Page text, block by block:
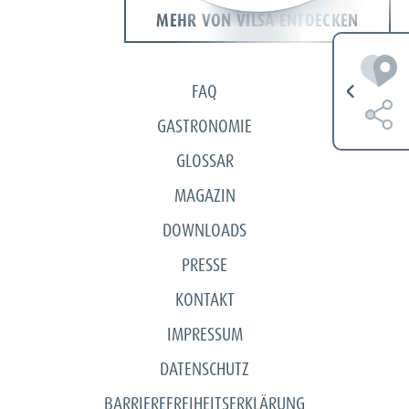
MEHR VON VILSA ENTDECKEN
FAQ
GASTRONOMIE
GLOSSAR
MAGAZIN
DOWNLOADS
PRESSE
KONTAKT
IMPRESSUM
DATENSCHUTZ
BARRIEREFREIHEITSERKLÄRUNG